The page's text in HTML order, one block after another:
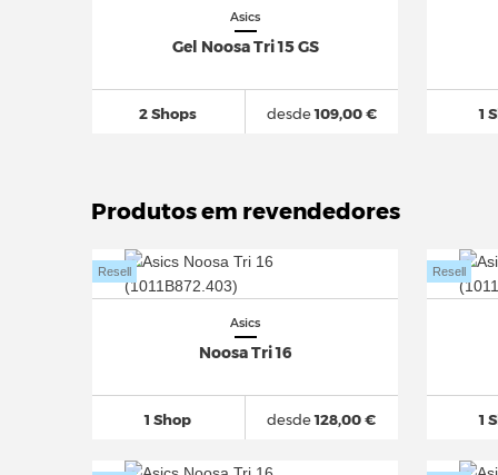
Asics
Gel Noosa Tri 15 GS
2 Shops desde109,00 € 1
Produtos em revendedores
Asics
Noosa Tri 16
1 Shop
Resell
desde128,00 € 1
Resell